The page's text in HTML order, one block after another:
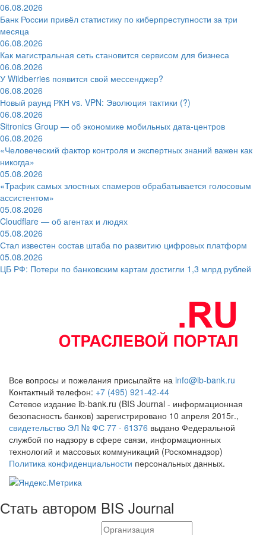
06.08.2026
Банк России привёл статистику по киберпреступности за три
месяца
06.08.2026
Как магистральная сеть становится сервисом для бизнеса
06.08.2026
У Wildberries появится свой мессенджер?
06.08.2026
Новый раунд РКН vs. VPN: Эволюция тактики (?)
06.08.2026
Sitronics Group — об экономике мобильных дата-центров
06.08.2026
«Человеческий фактор контроля и экспертных знаний важен как
никогда»
05.08.2026
«Трафик самых злостных спамеров обрабатывается голосовым
ассистентом»
05.08.2026
Cloudflare — об агентах и людях
05.08.2026
Стал известен состав штаба по развитию цифровых платформ
05.08.2026
ЦБ РФ: Потери по банковским картам достигли 1,3 млрд рублей
Все вопросы и пожелания присылайте на info@ib-bank.ru
Контактный телефон: +7 (495) 921-42-44
Сетевое издание ib-bank.ru (BIS Journal - информационная
безопасность банков) зарегистрировано 10 апреля 2015г.,
свидетельство ЭЛ № ФС 77 - 61376 выдано Федеральной
службой по надзору в сфере связи, информационных
технологий и массовых коммуникаций (Роскомнадзор)
Политика конфиденциальности персональных данных.
Стать автором BIS Journal